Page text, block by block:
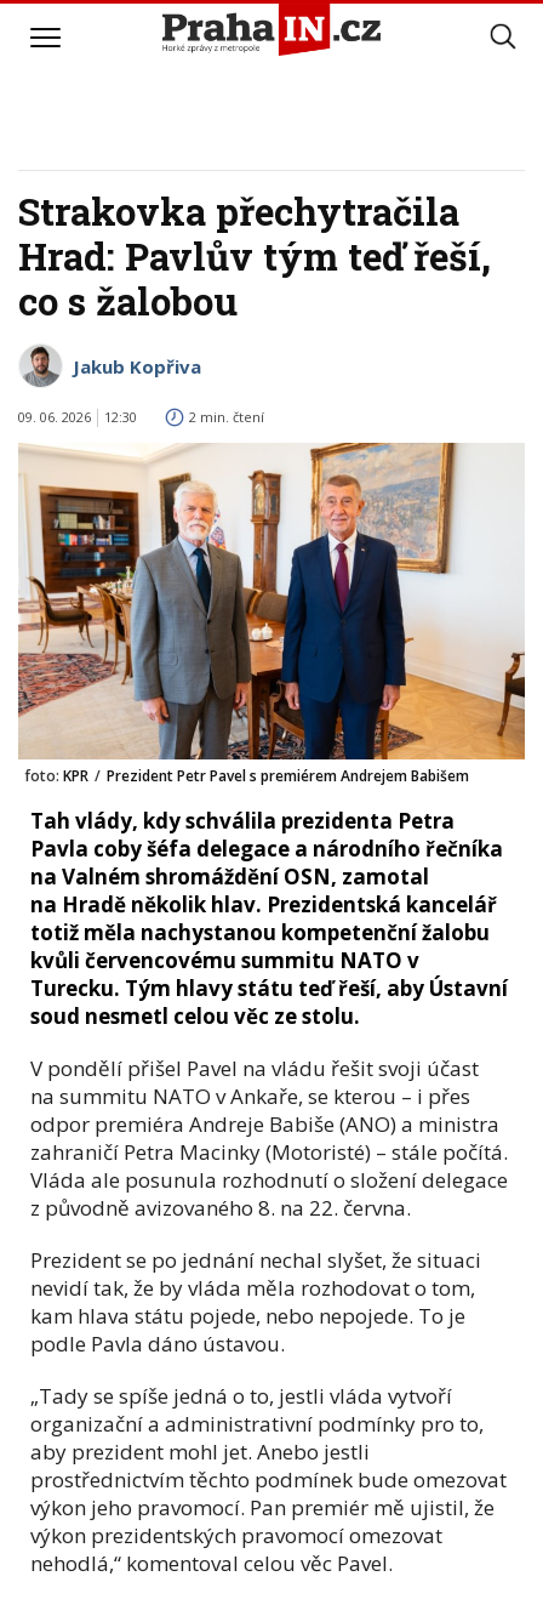
Strakovka přechytračila
Hrad: Pavlův tým teď řeší,
co s žalobou
Jakub Kopřiva
09. 06. 2026 12:30 2 min. čtení
foto: KPR / Prezident Petr Pavel s premiérem Andrejem Babišem
Tah vlády, kdy schválila prezidenta Petra
Pavla coby šéfa delegace a národního řečníka
na Valném shromáždění OSN, zamotal
na Hradě několik hlav. Prezidentská kancelář
totiž měla nachystanou kompetenční žalobu
kvůli červencovému summitu NATO v
Turecku. Tým hlavy státu teď řeší, aby Ústavní
soud nesmetl celou věc ze stolu.
V pondělí přišel Pavel na vládu řešit svoji účast
na summitu NATO v Ankaře, se kterou – i přes
odpor premiéra Andreje Babiše (ANO) a ministra
zahraničí Petra Macinky (Motoristé) – stále počítá.
Vláda ale posunula rozhodnutí o složení delegace
z původně avizovaného 8. na 22. června.
Prezident se po jednání nechal slyšet, že situaci
nevidí tak, že by vláda měla rozhodovat o tom,
kam hlava státu pojede, nebo nepojede. To je
podle Pavla dáno ústavou.
„Tady se spíše jedná o to, jestli vláda vytvoří
organizační a administrativní podmínky pro to,
aby prezident mohl jet. Anebo jestli
prostřednictvím těchto podmínek bude omezovat
výkon jeho pravomocí. Pan premiér mě ujistil, že
výkon prezidentských pravomocí omezovat
nehodlá,“ komentoval celou věc Pavel.